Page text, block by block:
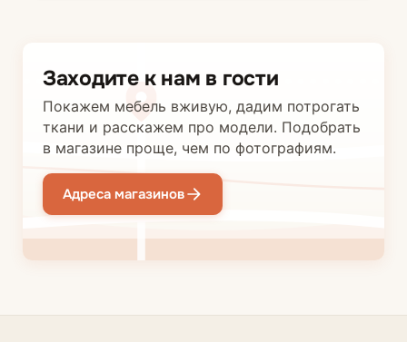
Заходите к нам в гости
Покажем мебель вживую, дадим потрогать
ткани и расскажем про модели. Подобрать
в магазине проще, чем по фотографиям.
Адреса магазинов